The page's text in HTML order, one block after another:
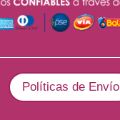
Políticas de Envío